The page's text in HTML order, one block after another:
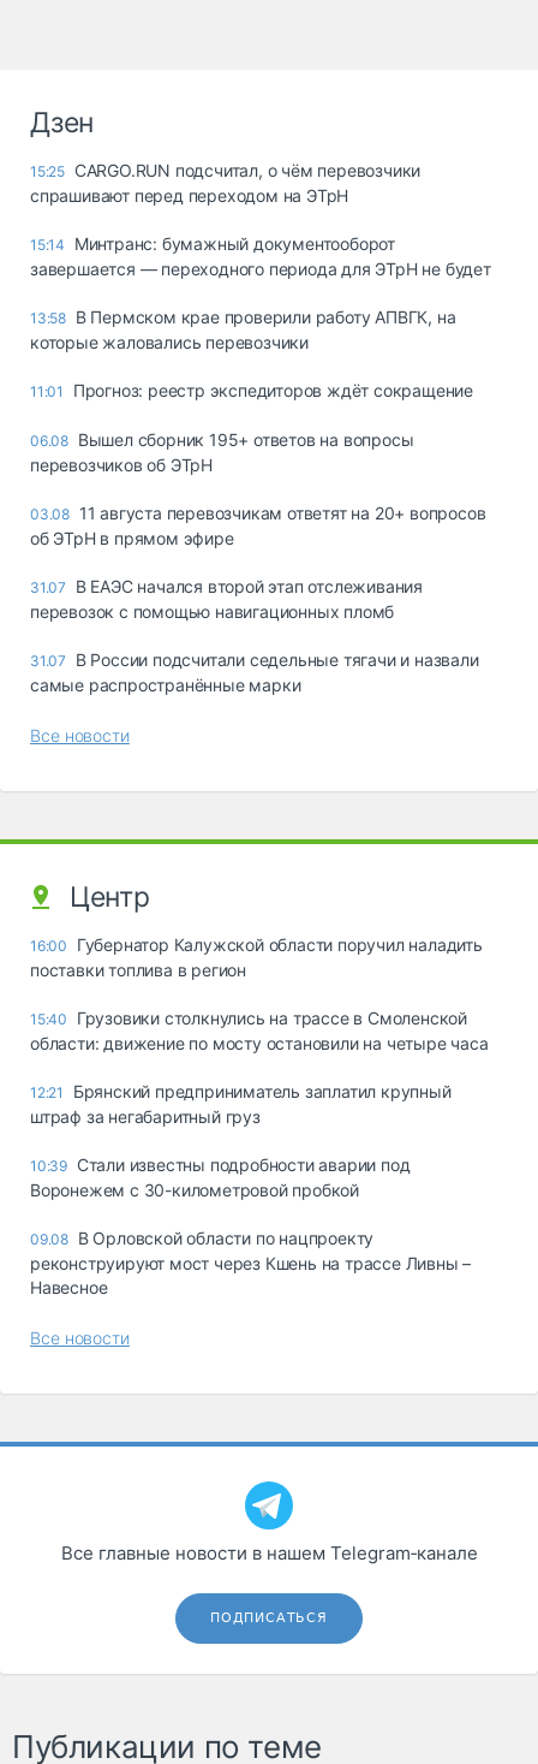
Дзен
15:25 CARGO.RUN подсчитал, о чём перевозчики
спрашивают перед переходом на ЭТрН
15:14
Минтранс: бумажный документооборот
завершается — переходного периода для ЭТрН не будет
13:58 В Пермском крае проверили работу АПВГК, на
которые жаловались перевозчики
11:01 Прогноз: реестр экспедиторов ждёт сокращение
06.08 Вышел сборник 195+ ответов на вопросы
перевозчиков об ЭТрН
03.08 11 августа перевозчикам ответят на 20+ вопросов
об ЭТрН в прямом эфире
31.07
В ЕАЭС начался второй этап отслеживания
перевозок с помощью навигационных пломб
31.07
В России подсчитали седельные тягачи и назвали
самые распространённые марки
Все новости
Центр
16:00
Губернатор Калужской области поручил наладить
поставки топлива в регион
15:40
Грузовики столкнулись на трассе в Смоленской
области: движение по мосту остановили на четыре часа
12:21
Брянский предприниматель заплатил крупный
штраф за негабаритный груз
10:39 Стали известны подробности аварии под
Воронежем с 30-километровой пробкой
09.08 В Орловской области по нацпроекту
реконструируют мост через Кшень на трассе Ливны –
Навесное
Все новости
Все главные новости в нашем Telegram‑канале
ПОДПИСАТЬСЯ
Публикации по теме